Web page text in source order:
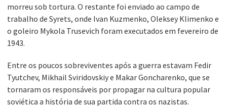
morreu sob tortura. O restante foi enviado ao campo de
trabalho de Syrets, onde Ivan Kuzmenko, Oleksey Klimenko e
o goleiro Mykola Trusevich foram executados em fevereiro de
1943.
Entre os poucos sobreviventes após a guerra estavam Fedir
Tyutchev, Mikhail Sviridovskiy e Makar Goncharenko, que se
tornaram os responsáveis por propagar na cultura popular
soviética a história de sua partida contra os nazistas.